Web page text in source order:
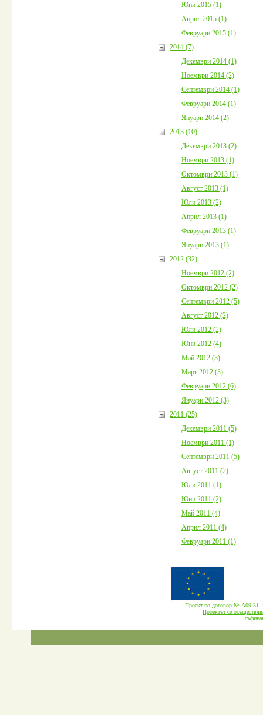
Юни 2015 (1)
Април 2015 (1)
Февруари 2015 (1)
2014 (7)
Декември 2014 (1)
Ноември 2014 (2)
Септември 2014 (1)
Февруари 2014 (1)
Януари 2014 (2)
2013 (10)
Декември 2013 (2)
Ноември 2013 (1)
Октомври 2013 (1)
Август 2013 (1)
Юли 2013 (2)
Април 2013 (1)
Февруари 2013 (1)
Януари 2013 (1)
2012 (32)
Ноември 2012 (2)
Октомври 2012 (2)
Септември 2012 (5)
Август 2012 (2)
Юли 2012 (2)
Юни 2012 (4)
Май 2012 (3)
Март 2012 (3)
Февруари 2012 (6)
Януари 2012 (3)
2011 (25)
Декември 2011 (5)
Ноември 2011 (1)
Септември 2011 (5)
Август 2011 (2)
Юли 2011 (1)
Юни 2011 (2)
Май 2011 (4)
Април 2011 (4)
Февруари 2011 (1)
Проект по договор № А09-
Проектът се